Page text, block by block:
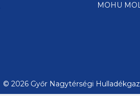
MOHU
© 2026 Győr Nagytérségi